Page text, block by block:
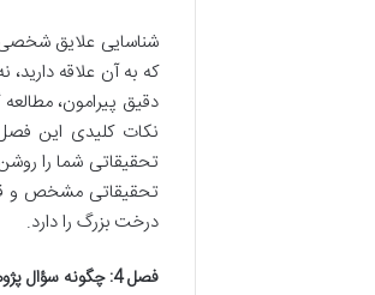
شناسایی علایق
که به آن علاقه
دقیق پیرامون،
نکات کلیدی این
تحقیقاتی شما را
تحقیقاتی مشخص و
درخت بزرگ را دارد.
فصل 4: چگونه سؤال پژوهشی پیدا کنیم؟ (قلب هر تحقیق)